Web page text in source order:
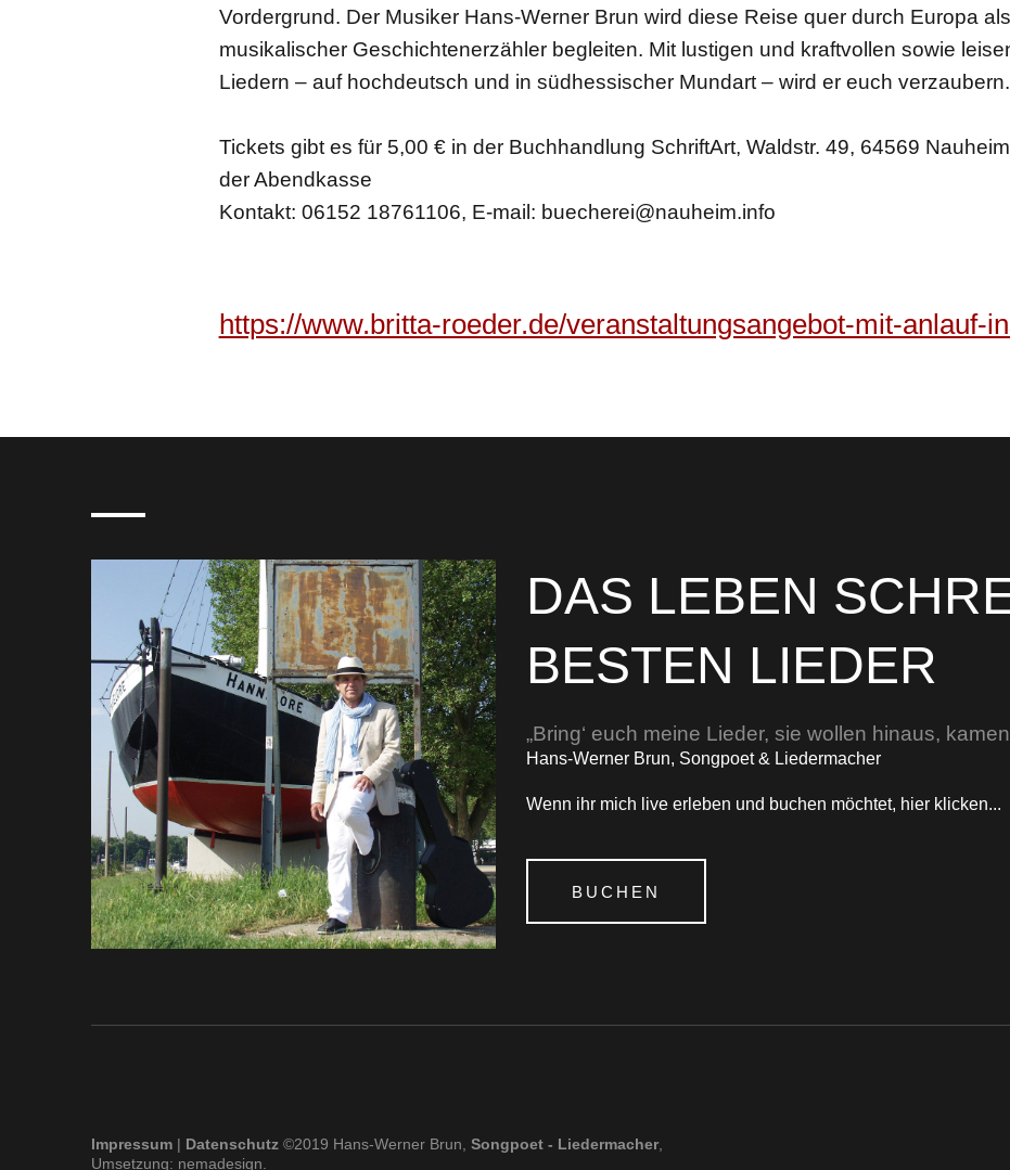
Vordergrund. Der Musiker Hans-Werner Brun wird diese Reise quer durch Europa
musikalischer Geschichtenerzähler begleiten. Mit lustigen und kraftvollen sowie
Liedern – auf hochdeutsch und in südhessischer Mundart – wird er euch verzaubern.
Tickets gibt es für 5,00 € in der Buchhandlung SchriftArt, Waldstr. 49, 64569
der Abendkasse
Kontakt: 06152 18761106, E-mail: buecherei@nauheim.info
https://www.britta-roeder.de/veranstaltungsangebot-mit-anlauf-
DAS LEBEN
BESTEN LIEDER
„Bring‘ euch meine Lieder, sie wollen hinaus,
Hans-Werner Brun, Songpoet & Liedermacher
Wenn ihr mich live erleben und buchen möchtet, hier klicken...
BUCHEN
Impressum | Datenschutz ©2019 Hans-Werner Brun, Songpoet - Liedermacher,
Umsetzung: nemadesign